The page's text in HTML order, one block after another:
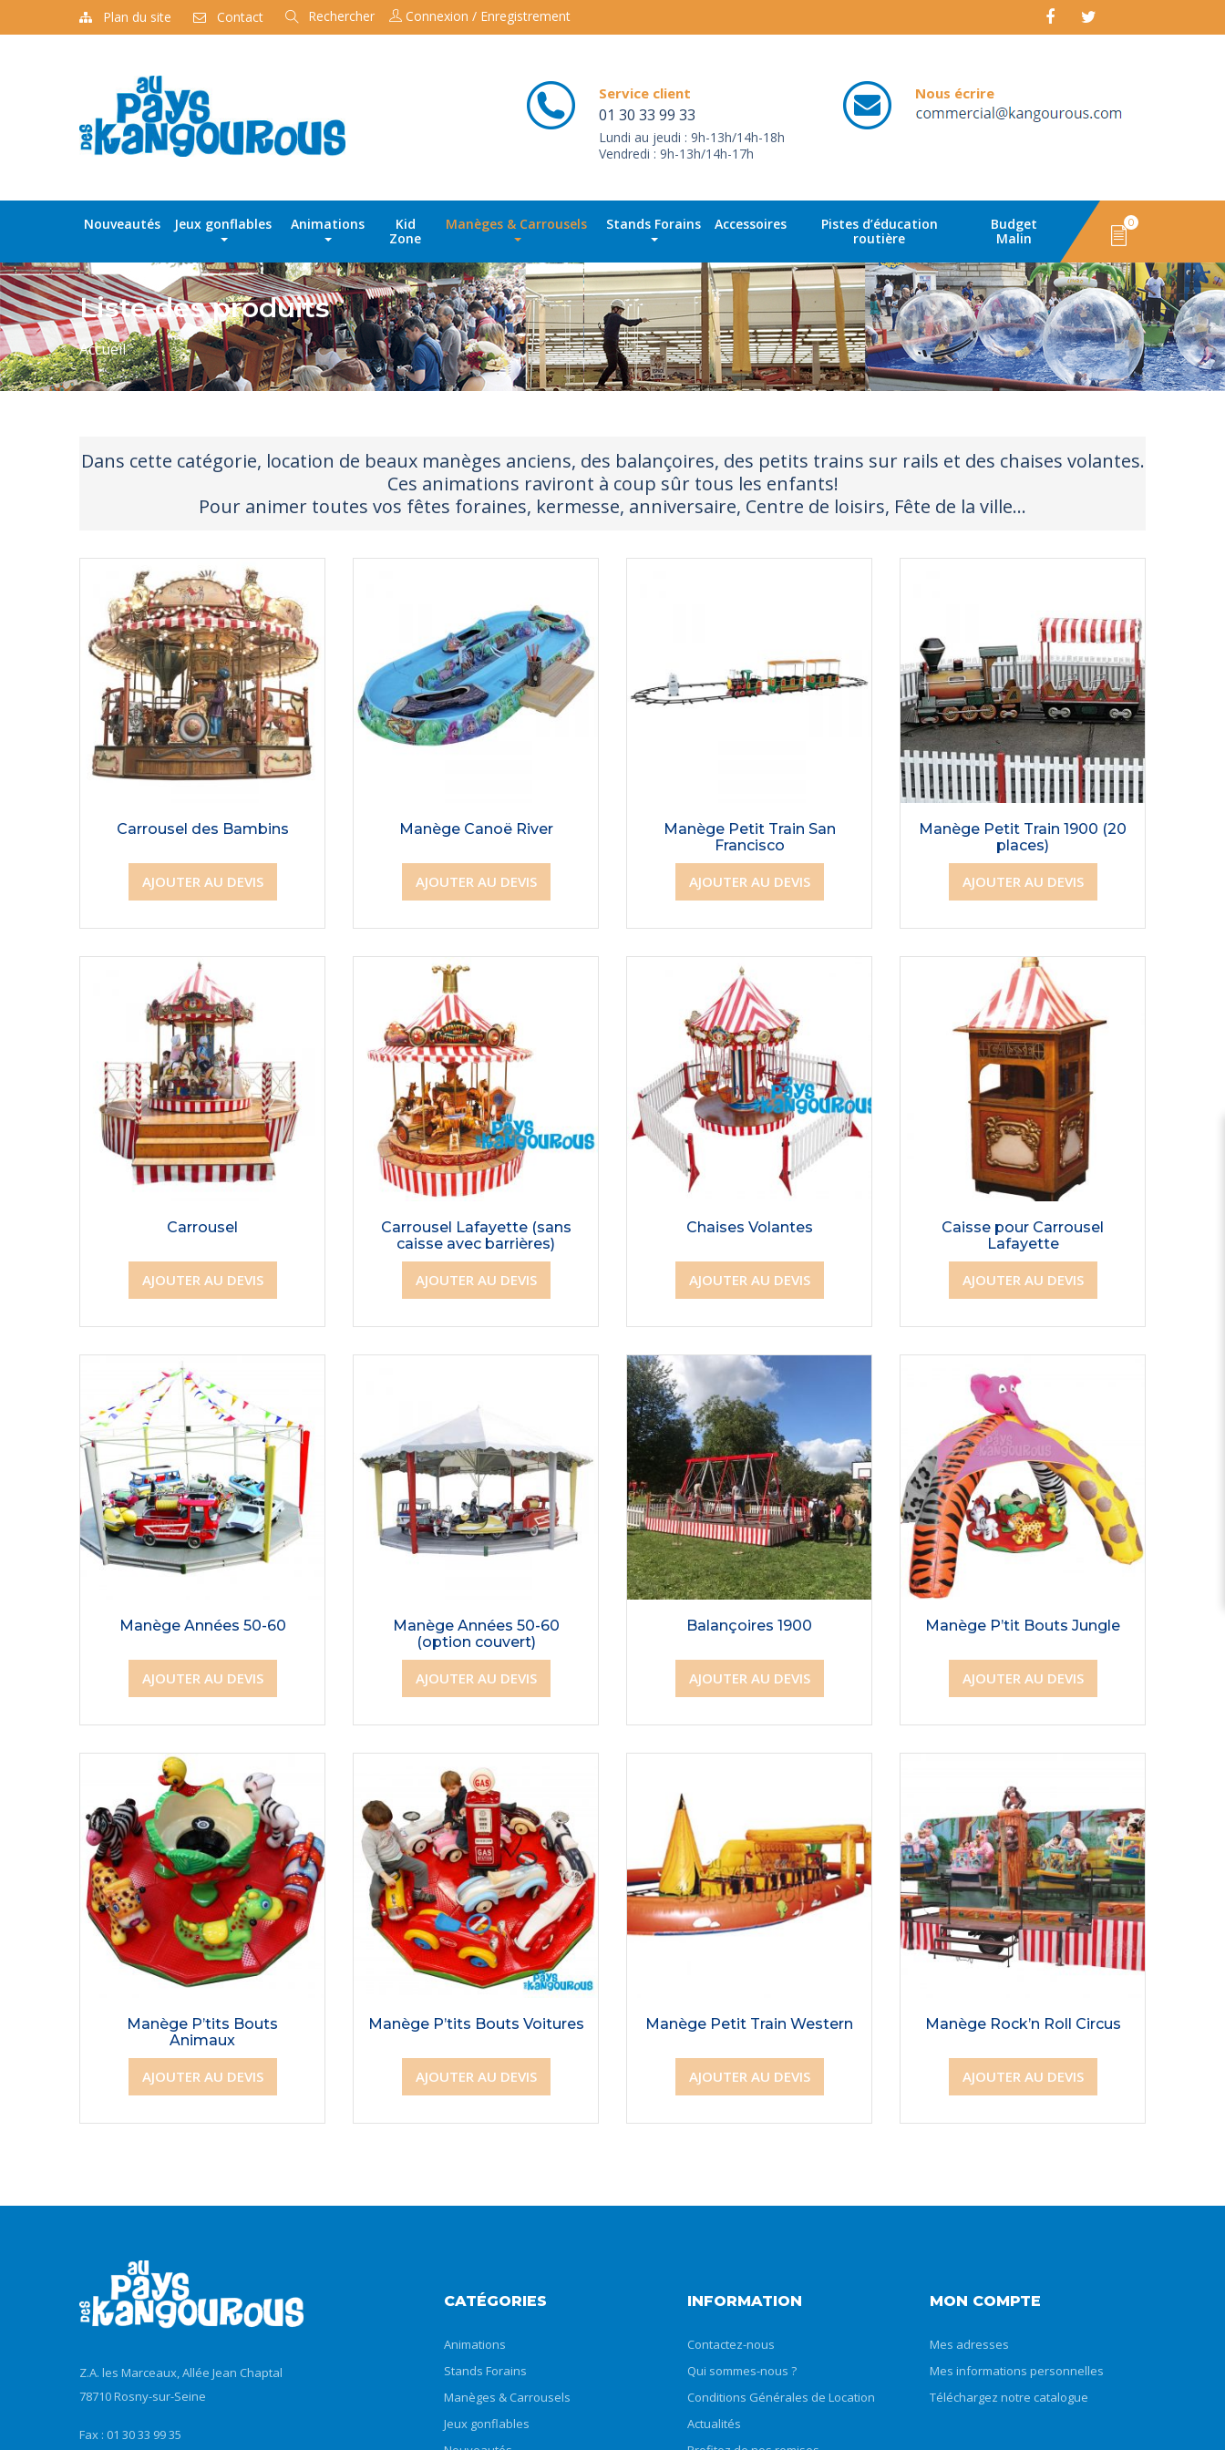
Plan du site Contact Rechercher
produits
Connexion / Enregistrement
Service client
01 30 33 99 33
Lundi au jeudi : 9h-13h/14h-18h
Vendredi : 9h-13h/14h-17h
Nous écrire
email
Nouveautés Jeux gonflables Animations
Kid
Zone
Manèges & Carrousels Stands Forains Accessoires
Pistes d’éducation
routière
Budget
Malin
0
Liste des produits
Accueil
Dans cette catégorie, location de beaux manèges anciens, des balançoires, des petits trains sur rails et des chaises volantes.
Ces animations raviront à coup sûr tous les enfants!
Pour animer toutes vos fêtes foraines, kermesse, anniversaire, Centre de loisirs, Fête de la ville…
Carrousel des Bambins
AJOUTER AU DEVIS
Manège Canoë River
AJOUTER AU DEVIS
Manège Petit Train San
Francisco
AJOUTER AU DEVIS
Manège Petit Train 1900 (20
places)
AJOUTER AU DEVIS
Carrousel
AJOUTER AU DEVIS
Carrousel Lafayette (sans
caisse avec barrières)
AJOUTER AU DEVIS
Chaises Volantes
AJOUTER AU DEVIS
Caisse pour Carrousel
Lafayette
AJOUTER AU DEVIS
Manège Années 50-60
AJOUTER AU DEVIS
Manège Années 50-60
(option couvert)
AJOUTER AU DEVIS
Balançoires 1900
AJOUTER AU DEVIS
Manège P’tit Bouts Jungle
AJOUTER AU DEVIS
Manège P’tits Bouts
Animaux
AJOUTER AU DEVIS
Manège P’tits Bouts Voitures
AJOUTER AU DEVIS
Manège Petit Train Western
AJOUTER AU DEVIS
Manège Rock’n Roll Circus
AJOUTER AU DEVIS
Z.A. les Marceaux, Allée Jean Chaptal
78710 Rosny-sur-Seine
Fax : 01 30 33 99 35
CATÉGORIES
Animations
Stands Forains
Manèges & Carrousels
Jeux gonflables
INFORMATION
Contactez-nous
Qui sommes-nous ?
Conditions Générales de Location
Actualités
MON COMPTE
Mes adresses
Mes informations personnelles
Téléchargez notre catalogue